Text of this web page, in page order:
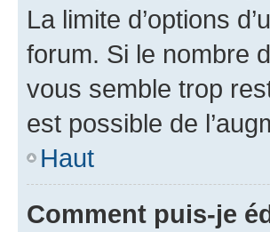
La limite d’options
forum. Si le nombre
vous semble trop
est possible de
Haut
Comment puis-je